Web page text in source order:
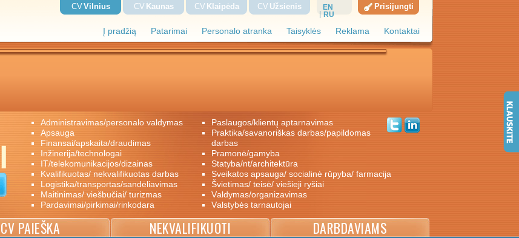
Į pradžią Patarimai Personalo atranka Taisyklės Reklama Kontaktai
CVVilnius CV Kaunas CV Klaipėda CV Užsienis
EN
RU
Prisijungti
administravimas/personalo valdymas
apsauga
finansai/apskaita/draudimas
inžinerija/technologai
IT/telekomunikacijos/dizainas
kvalifikuotas/ nekvalifikuotas darbas
logistika/transportas/sandėliavimas
maitinimas/ viešbučiai/ turizmas
pardavimai/pirkimai/rinkodara
paslaugos/klientų aptarnavimas
praktika/savanoriškas darbas/papildomas
darbas
pramonė/gamyba
statyba/nt/architektūra
sveikatos apsauga/ socialinė rūpyba/ farmacija
švietimas/ teisė/ viešieji ryšiai
valdymas/organizavimas
valstybės tarnautojai
CV PAIEŠKA NEKVALIFIKUOTI DARBDAVIAMS